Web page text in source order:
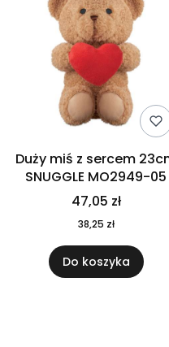
Duży miś z sercem
SNUGGLE MO2949-05
47,05 zł
38,25 zł
Do koszyka